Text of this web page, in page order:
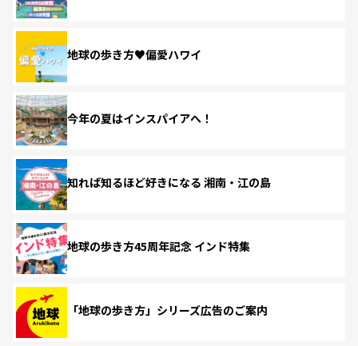
地球の歩き方♥偏愛ハワイ
今年の夏はインスパイアへ！
知れば知るほど好きになる 湘南・江の島
地球の歩き方45周年記念 インド特集
「地球の歩き方」シリーズ広告のご案内